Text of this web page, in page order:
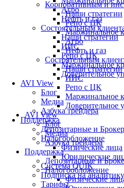
Агро
Нефть и газ
Состоятельным
Наши стратегии
ИИС
Репо с ЦК
Маржинальное
Доверительное
AVI View
Блог
Медиа
Азбука трейдера
Поддержка
Депозитарные и
Налогообложение
Физические лица
Юридические
Система QUIK
Подписка на аналитику
Тарифы
Корпоративным и
Наши стратегии
Репо с ЦК
Маржинальное
Агро
Нефть и газ
Состоятельным
Наши стратегии
ИИС
Репо с ЦК
Маржинальное
Доверительное
AVI View
Блог
Медиа
Азбука трейдера
Поддержка
Депозитарные и
Налогообложение
Физические